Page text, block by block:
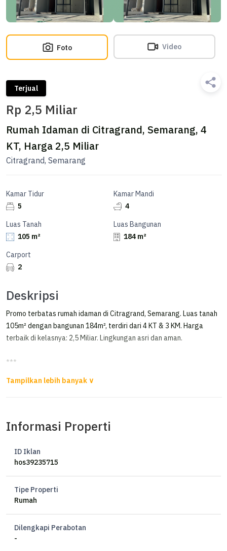
Foto Video
Terjual
Rp 2,5 Miliar
Rumah Idaman di Citragrand, Semarang, 4
KT, Harga 2,5 Miliar
Citragrand, Semarang
Kamar Tidur
5
Kamar Mandi
4
Luas Tanah
105 m²
Luas Bangunan
184 m²
Carport
2
Deskripsi
Promo terbatas rumah idaman di Citragrand, Semarang. Luas tanah
105m² dengan bangunan 184m², terdiri dari 4 KT & 3 KM. Harga
terbaik di kelasnya: 2,5 Miliar. Lingkungan asri dan aman.
***
Semarang
LT 105
LB 184
Listrik 2200 watt
Ada View
Informasi Properti
ID Iklan
hos39235715
Tipe Properti
Rumah
Dilengkapi Perabotan
-